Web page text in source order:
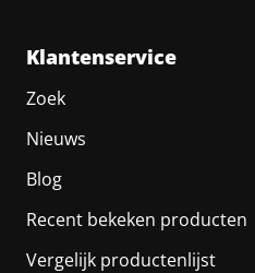
Klantenservice
Zoek
Nieuws
Blog
Recent bekeken producten
Vergelijk productenlijst